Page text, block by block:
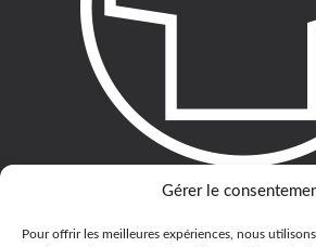
Gérer le
Pour offrir les meilleures expériences, nous